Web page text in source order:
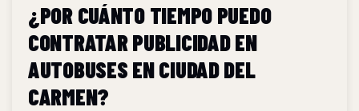
¿POR CUÁNTO TIEMPO PUEDO
CONTRATAR PUBLICIDAD EN
AUTOBUSES EN CIUDAD DEL
CARMEN?